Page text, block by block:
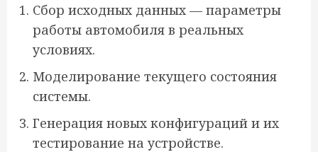
Сбор исходных данных — параметры
работы автомобиля в реальных
условиях.
Моделирование текущего состояния
системы.
Генерация новых конфигураций и их
тестирование на устройстве.